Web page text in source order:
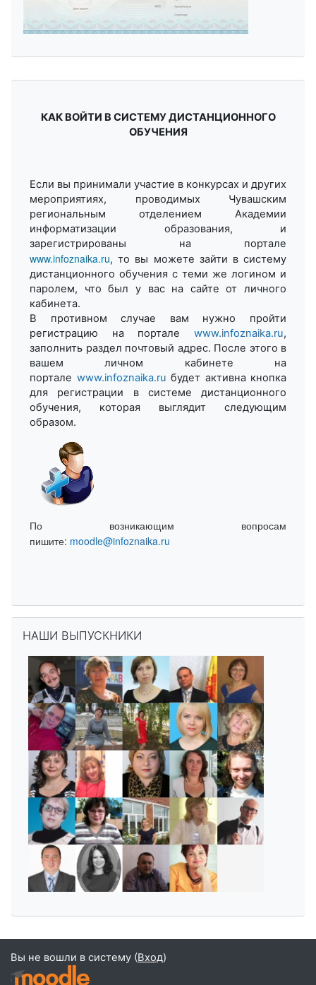
КАК ВОЙТИ В СИСТЕМУ ДИСТАНЦИОННОГО
ОБУЧЕНИЯ
Если вы принимали участие в конкурсах и других
мероприятиях, проводимых Чувашским
региональным отделением Академии
информатизации образования, и
зарегистрированы на портале
www.infoznaika.ru, то вы можете зайти в систему
дистанционного обучения с теми же логином и
паролем, что был у вас на сайте от личного
кабинета.
В противном случае вам нужно пройти
регистрацию на порталеwww.infoznaika.ru,
заполнить раздел почтовый адрес. После этого в
вашем личном кабинете на
портале www.infoznaika.ru будет активна кнопка
для регистрации в системе дистанционного
обучения, которая выглядит следующим
образом.
По возникающим вопросам
пишите: moodle@infoznaika.ru
НАШИ ВЫПУСКНИКИ
Вы не вошли в систему (Вход)